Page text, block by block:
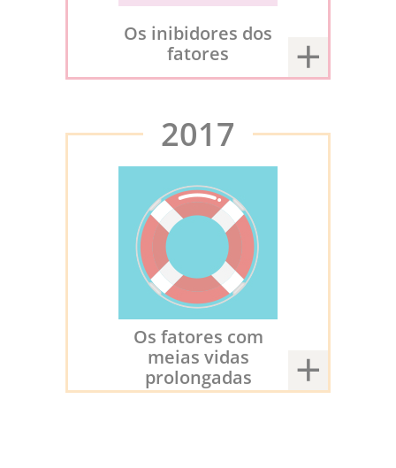
Os inibidores dos
fatores
2017
Os fatores com
meias vidas
prolongadas